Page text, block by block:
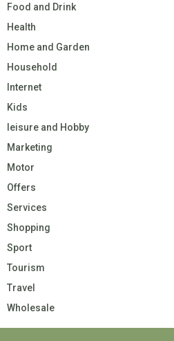
Food and Drink
Health
Home and Garden
Household
Internet
Kids
leisure and Hobby
Marketing
Motor
Offers
Services
Shopping
Sport
Tourism
Travel
Wholesale